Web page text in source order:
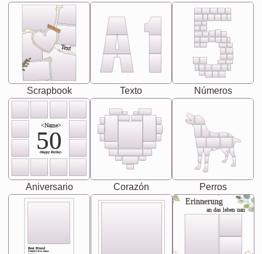
Text
Scrapbook Texto Números
<Name>
50
-Happy Birday-
Aniversario Corazón Perros
Best Friend
[<NAME>] Noun, feminie
Erinnerung
an das leben uan